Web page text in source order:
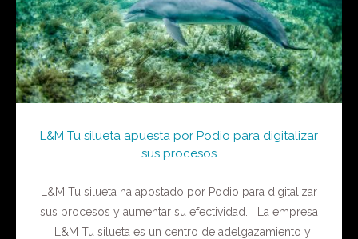
L&M Tu silueta apuesta por Podio para digitalizar
sus procesos
L&M Tu silueta ha apostado por Podio para digitalizar
sus procesos y aumentar su efectividad. La empresa
L&M Tu silueta es un centro de adelgazamiento y